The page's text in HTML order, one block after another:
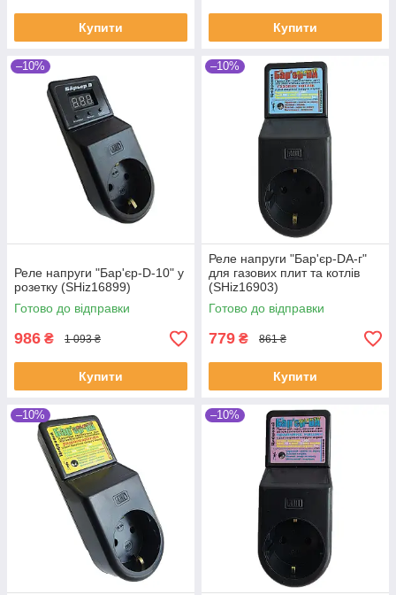
Купити Купити
–10%
Реле напруги "Бар'єр-D-10" у
розетку (SHiz16899)
Готово до відправки
986 ₴ 1 093 ₴
Купити
–10%
Реле напруги "Бар'єр-DA-г"
для газових плит та котлів
(SHiz16903)
Готово до відправки
779 ₴ 861 ₴
Купити
–10% –10%